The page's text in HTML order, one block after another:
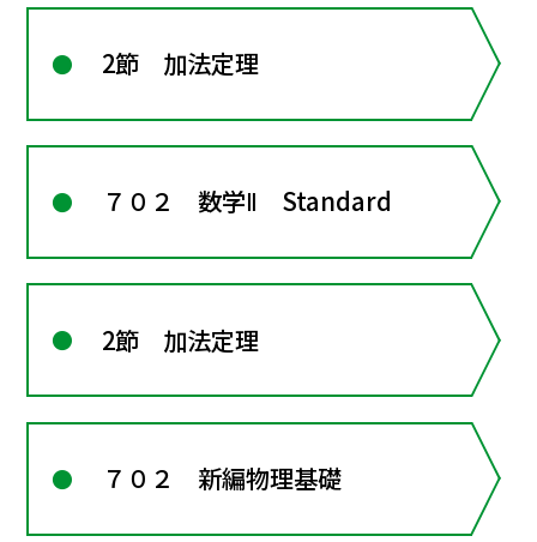
2節 加法定理
７０２ 数学Ⅱ Standard
2節 加法定理
７０２ 新編物理基礎